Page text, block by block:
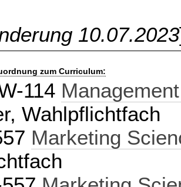
10.07.2023
zum Curriculum:
114
Wahlpflichtfach
Marketing